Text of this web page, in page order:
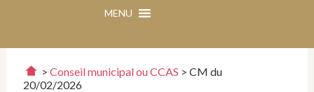
> Conseil municipal ou CCAS > CM du
20/02/2026